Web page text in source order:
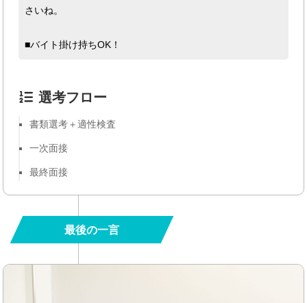
さいね。
■バイト掛け持ちOK！
選考フロー
書類選考＋適性検査
一次面接
最終面接
最後の一言